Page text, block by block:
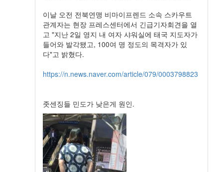
이날 오전 전북연맹 비마이프렌드 소속 스카우트
관계자는 현장 프레스센터에서 긴급기자회견을 열
고 "지난 2일 영지 내 여자 샤워실에 태국 지도자가
들어와 발각됐고, 100여 명 정도의 목격자가 있
다"고 밝혔다.
https://n.news.naver.com/article/079/0003798823
좃센징들 민도가 낮은게 원인.